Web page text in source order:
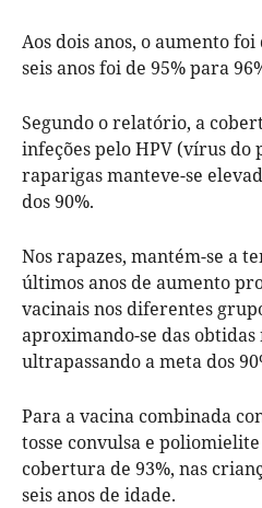
Aos dois anos, o aumento foi
seis anos foi de 95% para
Segundo o relatório, a
infeções pelo HPV (vírus do
raparigas manteve-se
dos 90%.
Nos rapazes, mantém-se a
últimos anos de aumento
vacinais nos diferentes
aproximando-se das obtidas
ultrapassando a meta dos
Para a vacina combinada
tosse convulsa e
cobertura de 93%, nas
seis anos de idade.